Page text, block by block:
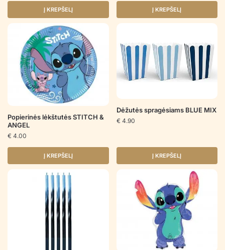
Į KREPŠELĮ Į KREPŠELĮ
Popierinės lėkštutės STITCH &
ANGEL
€ 4.00
Į KREPŠELĮ
Dėžutės spragėsiams BLUE MIX
€ 4.90
Į KREPŠELĮ